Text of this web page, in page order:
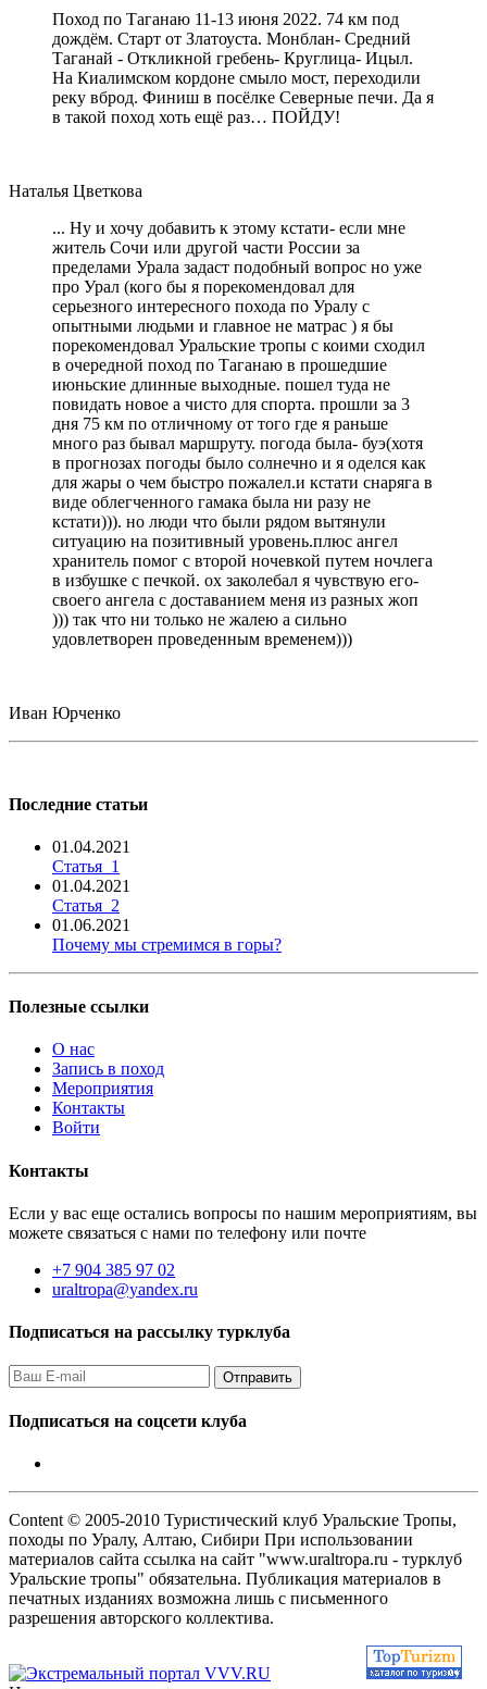
Поход по Таганаю 11-13 июня 2022. 74 км под
дождём. Старт от Златоуста. Монблан- Средний
Таганай - Откликной гребень- Круглица- Ицыл.
На Киалимском кордоне смыло мост, переходили
реку вброд. Финиш в посёлке Северные печи. Да я
в такой поход хоть ещё раз… ПОЙДУ!
Наталья Цветкова
... Ну и хочу добавить к этому кстати- если мне
житель Сочи или другой части России за
пределами Урала задаст подобный вопрос но уже
про Урал (кого бы я порекомендовал для
серьезного интересного похода по Уралу с
опытными людьми и главное не матрас ) я бы
порекомендовал Уральские тропы с коими сходил
в очередной поход по Таганаю в прошедшие
июньские длинные выходные. пошел туда не
повидать новое а чисто для спорта. прошли за 3
дня 75 км по отличному от того где я раньше
много раз бывал маршруту. погода была- буэ(хотя
в прогнозах погоды было солнечно и я оделся как
для жары о чем быстро пожалел.и кстати снаряга в
виде облегченного гамака была ни разу не
кстати))). но люди что были рядом вытянули
ситуацию на позитивный уровень.плюс ангел
хранитель помог с второй ночевкой путем ночлега
в избушке с печкой. ох заколебал я чувствую его-
своего ангела с доставанием меня из разных жоп
))) так что ни только не жалею а сильно
удовлетворен проведенным временем)))
Иван Юрченко
Последние статьи
01.04.2021
Статья_1
01.04.2021
Статья_2
01.06.2021
Почему мы стремимся в горы?
Полезные ссылки
О нас
Запись в поход
Мероприятия
Контакты
Войти
Контакты
Если у вас еще остались вопросы по нашим мероприятиям, вы
можете связаться с нами по телефону или почте
+7 904 385 97 02
uraltropa@yandex.ru
Подписаться на рассылку турклуба
Подписаться на соцсети клуба
Content © 2005-2010 Туристический клуб Уральские Тропы,
походы по Уралу, Алтаю, Сибири При использовании
материалов сайта ссылка на сайт "www.uraltropa.ru - турклуб
Уральские тропы" обязательна. Публикация материалов в
печатных изданиях возможна лишь с письменного
разрешения авторского коллектива.